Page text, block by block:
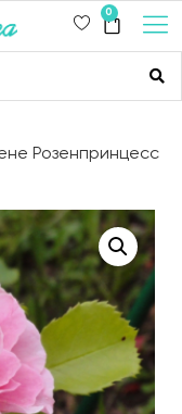
0
Розенпринцесс